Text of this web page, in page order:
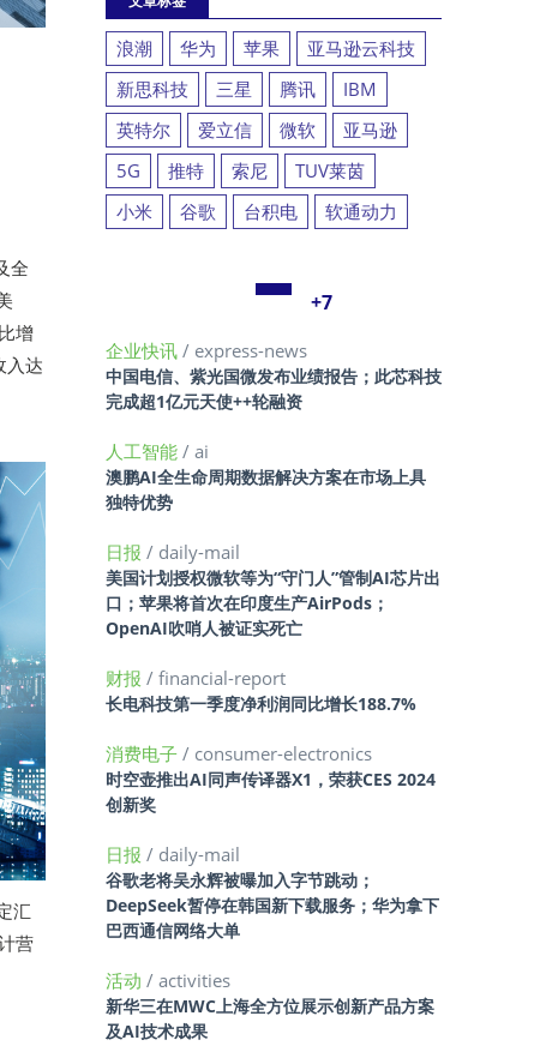
全
增
入达
汇
营
浪潮 华为 苹果
亚马逊云科技
新思科技
三星 腾讯
IBM
英特尔
爱立信 微软
亚马逊
5G
推特 索尼
TUV莱茵
小米
谷歌 台积电 软通动力
+7
企业快讯 / express-news
中国电信、紫光国微发布业绩报告；此芯科技
完成超1亿元天使++轮融资
人工智能 / ai
澳鹏AI全生命周期数据解决方案在市场上具
独特优势
日报 / daily-mail
美国计划授权微软等为“守门人”管制AI芯片出
口；苹果将首次在印度生产AirPods；
OpenAI吹哨人被证实死亡
财报 / financial-report
长电科技第一季度净利润同比增长188.7%
消费电子 / consumer-electronics
时空壶推出AI同声传译器X1，荣获CES 2024
创新奖
日报 / daily-mail
谷歌老将吴永辉被曝加入字节跳动；
DeepSeek暂停在韩国新下载服务；华为拿下
巴西通信网络大单
活动 / activities
新华三在MWC上海全方位展示创新产品方案
及AI技术成果